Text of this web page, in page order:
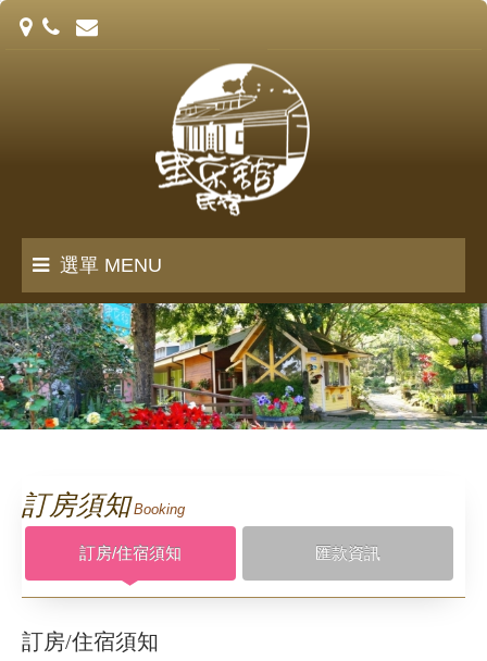
選單 MENU
里京館誌
客房介紹
服務設施
相簿剪影
週邊景點
訂房須知 Booking
訂房/住宿須知 匯款資訊
訂房/住宿須知